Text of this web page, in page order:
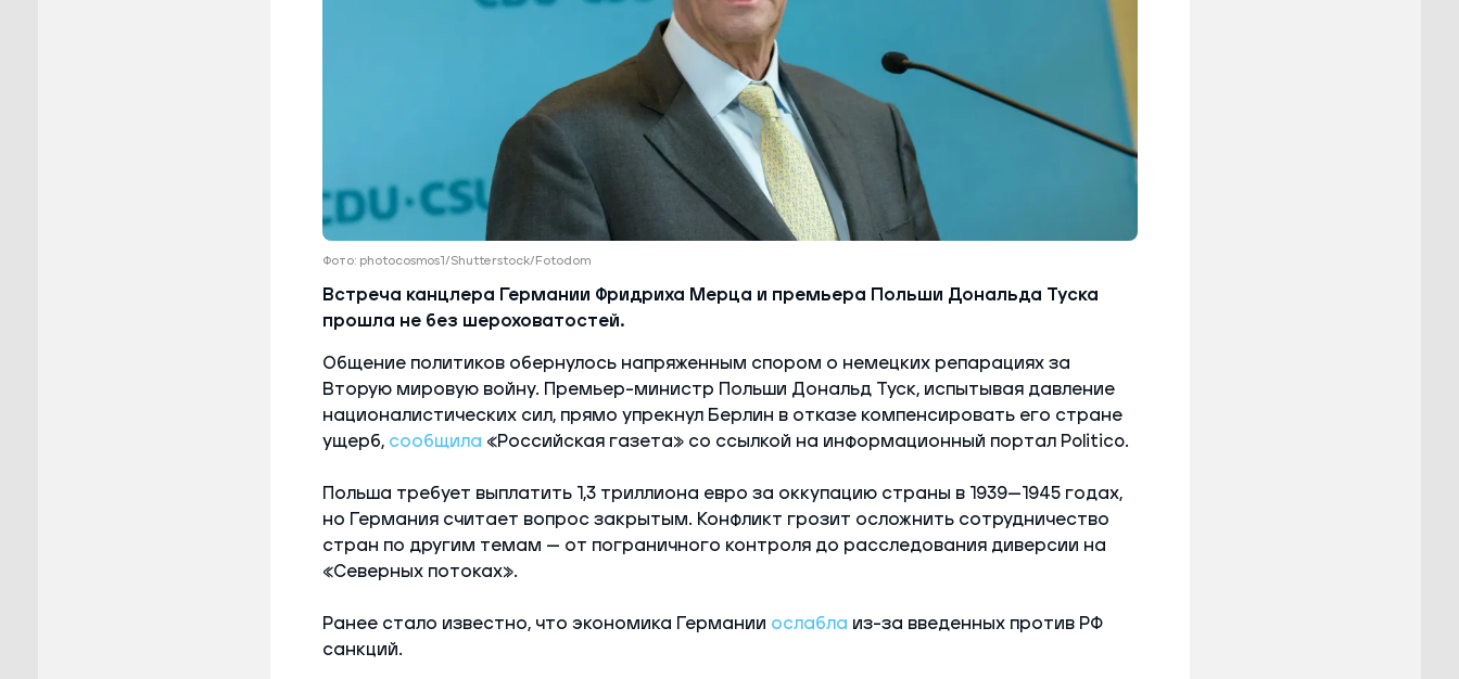
Фото: photocosmos1/Shutterstock/Fotodom
Встреча канцлера Германии Фридриха Мерца и премьера Польши Дональда Туска
прошла не без шероховатостей.
Общение политиков обернулось напряженным спором о немецких репарациях за
Вторую мировую войну. Премьер-министр Польши Дональд Туск, испытывая давление
националистических сил, прямо упрекнул Берлин в отказе компенсировать его стране
ущерб, сообщила «Российская газета» со ссылкой на информационный портал Politico.
Польша требует выплатить 1,3 триллиона евро за оккупацию страны в 1939—1945 годах,
но Германия считает вопрос закрытым. Конфликт грозит осложнить сотрудничество
стран по другим темам — от пограничного контроля до расследования диверсии на
«Северных потоках».
Ранее стало известно, что экономика Германии ослабла из-за введенных против РФ
санкций.